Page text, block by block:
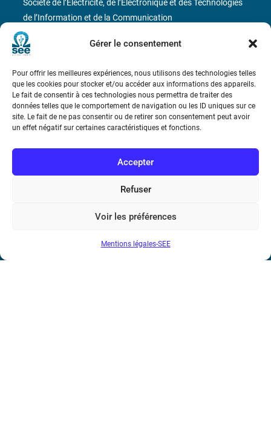
Gérer le consentement
Pour offrir les meilleures expériences, nous utilisons des technologies telles
que les cookies pour stocker et/ou accéder aux informations des appareils.
Le fait de consentir à ces technologies nous permettra de traiter des
données telles que le comportement de navigation ou les ID uniques sur ce
site. Le fait de ne pas consentir ou de retirer son consentement peut avoir
un effet négatif sur certaines caractéristiques et fonctions.
Accepter
Refuser
Voir les préférences
Mentions légales-SEE
Bicentenaire des découvertes d’André-
Marie Ampère
Conditions Générales de Vente
Mentions légales
Société de l’Electricité, de l’Electronique et des Technologies
de l’Information et de la Communication
17 rue de l’Amiral Hamelin 75116 Paris
Métro : « Boissière » Ligne 6 et « Iéna » Ligne 9
Téléphone : (+33) 1 56 90 37 17
N° de SIREN : 785 393 232, Code APE : 9412Z TVA intra-